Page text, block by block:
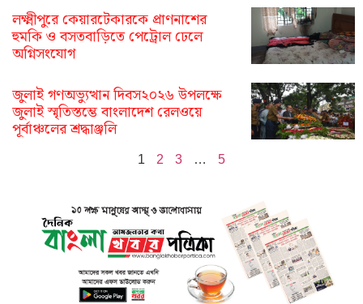
লক্ষ্মীপুরে কেয়ারটেকারকে প্রাণনাশের
হুমকি ও বসতবাড়িতে পেট্রোল ঢেলে
অগ্নিসংযোগ
জুলাই গণঅভ্যুত্থান দিবস২০২৬ উপলক্ষে
জুলাই স্মৃতিস্তম্ভে বাংলাদেশ রেলওয়ে
পূর্বাঞ্চলের শ্রদ্ধাঞ্জলি
1 2 3 … 5